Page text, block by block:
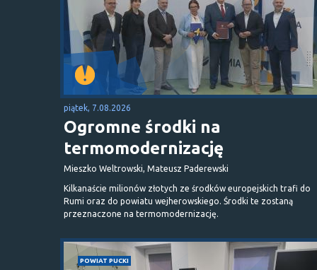
piątek, 7.08.2026
Ogromne środki na
termomodernizację
Mieszko Weltrowski, Mateusz Paderewski
Kilkanaście milionów złotych ze środków europejskich trafi do
Rumi oraz do powiatu wejherowskiego. Środki te zostaną
przeznaczone na termomodernizację.
POWIAT PUCKI